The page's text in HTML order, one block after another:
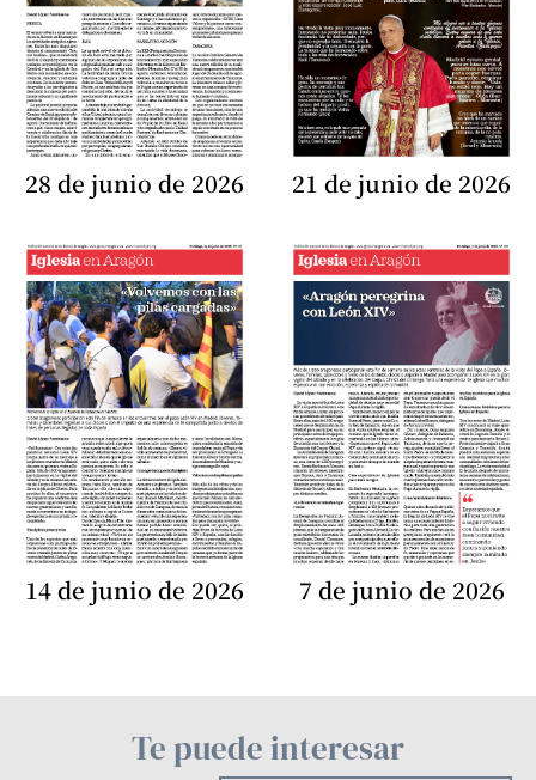
28 de junio de 2026 21 de junio de 2026
14 de junio de 2026 7 de junio de 2026
Te puede interesar